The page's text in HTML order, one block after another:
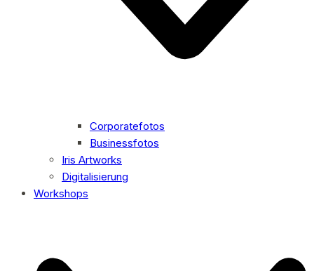
Corporatefotos
Businessfotos
Iris Artworks
Digitalisierung
Workshops